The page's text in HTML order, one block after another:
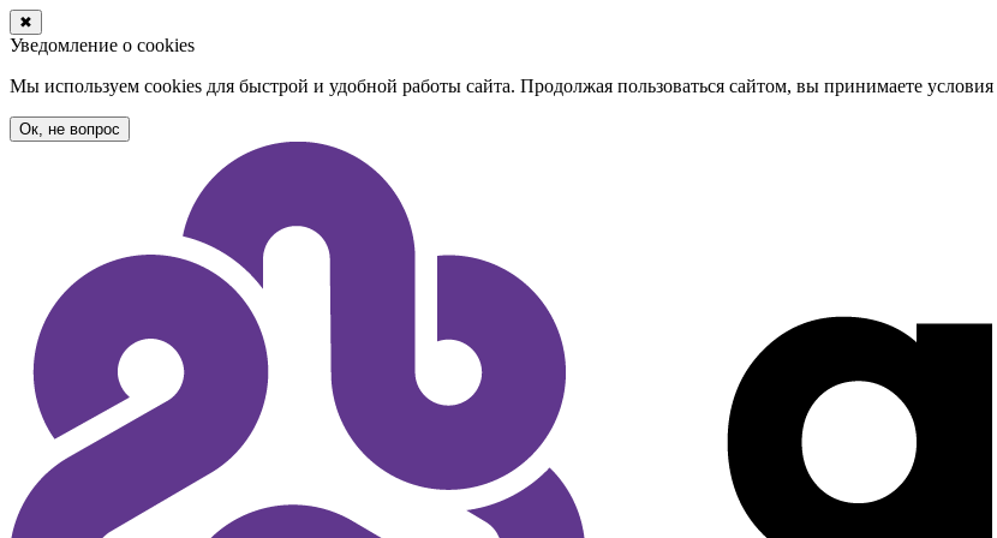
✖
Уведомление о cookies
Мы используем cookies для быстрой и удобной работы сайта. Продолжая пользоваться сайтом, вы принимаете условия
Ок, не вопрос